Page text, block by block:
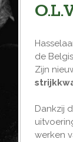
de
Zijn
Dankzij
werken